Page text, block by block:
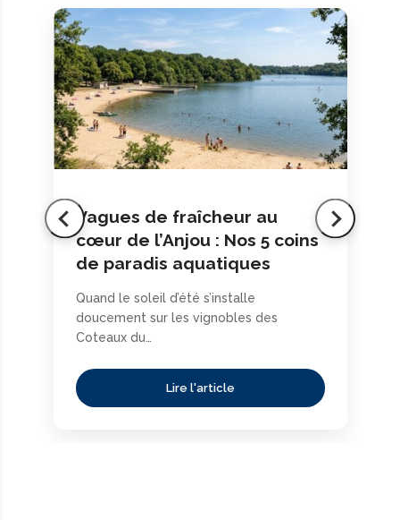
Vagues de fraîcheur au
cœur de l’Anjou : Nos 5 coins
de paradis aquatiques
Quand le soleil d’été s’installe
doucement sur les vignobles des
Coteaux du…
Lire l'article